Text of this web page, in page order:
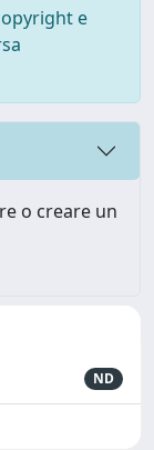
e
o creare un
ND